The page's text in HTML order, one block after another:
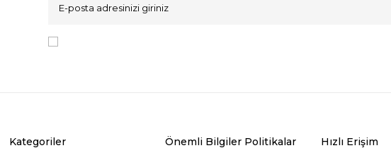
Kategoriler Önemli Bilgiler Politikalar Hızlı Erişim